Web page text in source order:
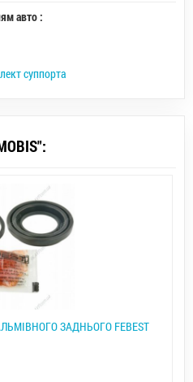
авто :
суппорта
ЗАДНЬОГО FEBEST